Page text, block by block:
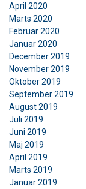
April 2020
Marts 2020
Februar 2020
Januar 2020
December 2019
November 2019
Oktober 2019
September 2019
August 2019
Juli 2019
Juni 2019
Maj 2019
April 2019
Marts 2019
Januar 2019